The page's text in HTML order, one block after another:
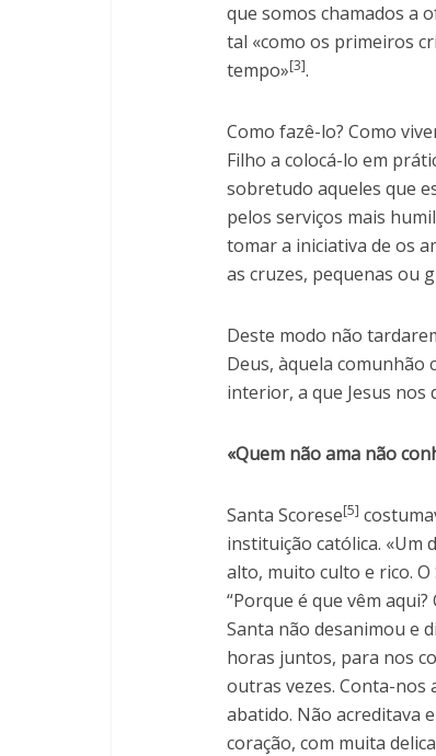
que somos chamados a
tal «como os primeiros
tempo»[3].
Como fazê-lo? Como
Filho a colocá-lo em
sobretudo aqueles que
pelos serviços mais
tomar a iniciativa de os
as cruzes, pequenas ou
Deste modo não
Deus, àquela comunhão
interior, a que Jesus nos
«Quem não ama não
Santa Scorese[5]
instituição católica. «Um
alto, muito culto e rico.
“Porque é que vêm
Santa não desanimou e
horas juntos, para nos
outras vezes. Conta-nos
abatido. Não acreditava
coração, com muita